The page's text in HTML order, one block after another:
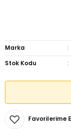
Marka
Stok Kodu